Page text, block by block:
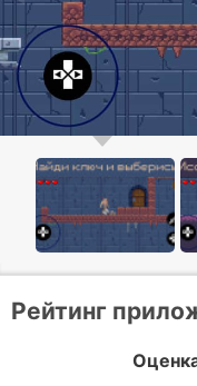
Рейтинг